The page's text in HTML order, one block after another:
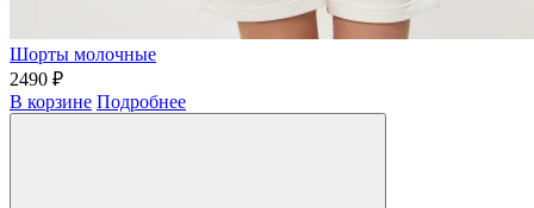
Шорты молочные
2490 ₽
В корзине Подробнее